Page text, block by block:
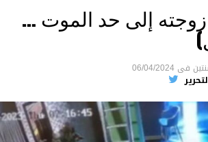
إلى حد الموت …
فى 06/04/2024